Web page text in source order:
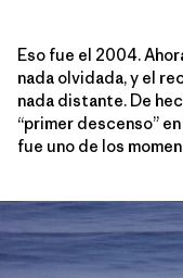
Eso fue el 2004.
nada olvidada, y el
nada distante. De
“primer descenso”
fue uno de los